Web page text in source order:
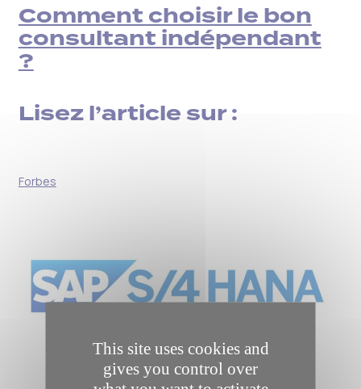
Comment choisir le bon
consultant indépendant
?
Lisez l’article sur :
Forbes
This site uses cookies and
gives you control over